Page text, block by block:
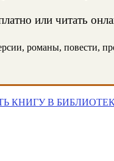
или читать
романы, повести,
КНИГУ В